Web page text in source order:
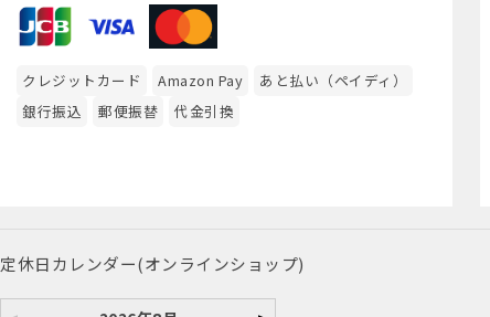
クレジットカード Amazon Pay
あと払い（ペイディ）
銀行振込
郵便振替 代金引換
定休日カレンダー(オンラインショップ)